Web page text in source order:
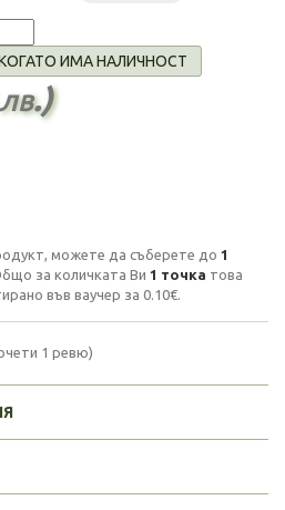
ИМА НАЛИЧНОСТ
можете да съберете до 1
за количката Ви 1 точка това
във ваучер за 0.10€.
1 ревю)